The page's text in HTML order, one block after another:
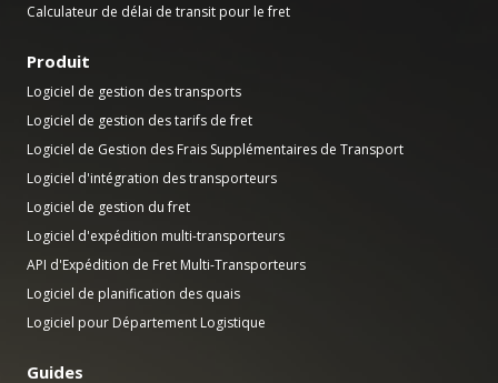
Calculateur de délai de transit pour le fret
Produit
Logiciel de gestion des transports
Logiciel de gestion des tarifs de fret
Logiciel de Gestion des Frais Supplémentaires de Transport
Logiciel d'intégration des transporteurs
Logiciel de gestion du fret
Logiciel d'expédition multi-transporteurs
API d'Expédition de Fret Multi-Transporteurs
Logiciel de planification des quais
Logiciel pour Département Logistique
Guides